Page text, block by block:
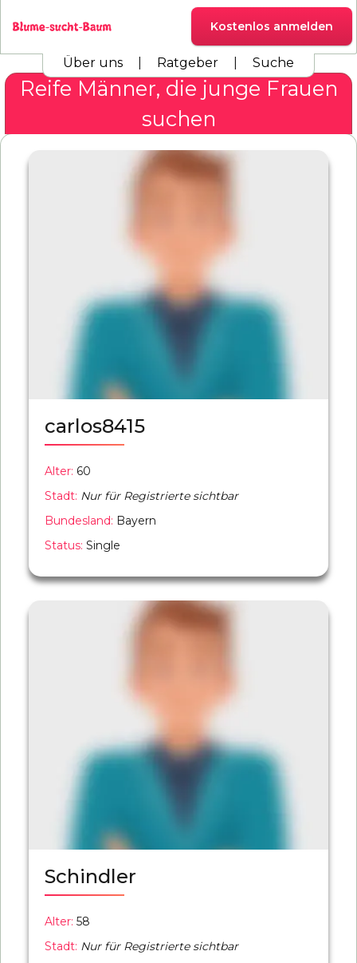
Kostenlos anmelden
Über uns Ratgeber Suche
Reife Männer, die junge Frauen
suchen
carlos8415
Alter: 60
Stadt: Nur für Registrierte sichtbar
Bundesland: Bayern
Status: Single
Schindler
Alter: 58
Stadt: Nur für Registrierte sichtbar